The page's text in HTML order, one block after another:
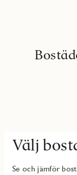
Välj
Se och jämför